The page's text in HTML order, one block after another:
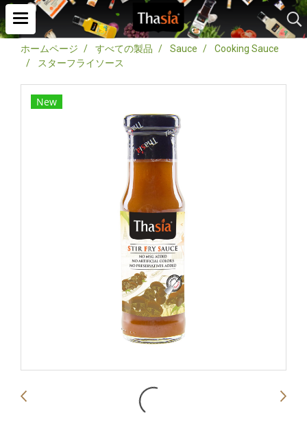
ホームページ すべての製品 Sauce
Cooking Sauce
スターフライソース
New